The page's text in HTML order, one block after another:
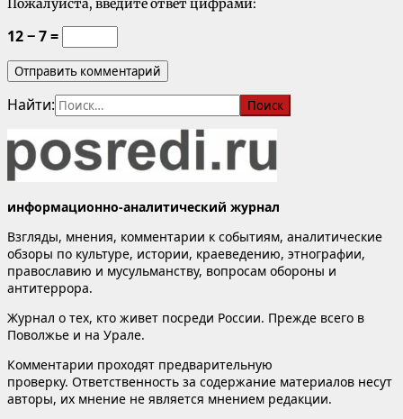
Пожалуйста, введите ответ цифрами:
12 − 7 =
Найти:
информационно-аналитический журнал
Взгляды, мнения, комментарии к событиям, аналитические
обзоры по культуре, истории, краеведению, этнографии,
православию и мусульманству, вопросам обороны и
антитеррора.
Журнал о тех, кто живет посреди России. Прежде всего в
Поволжье и на Урале.
Комментарии проходят предварительную
проверку. Ответственность за содержание материалов несут
авторы, их мнение не является мнением редакции.